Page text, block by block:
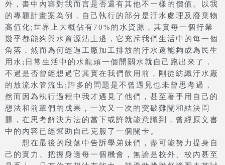
外，書中內容對我而言是否還有其他不一樣的價值。以我
的專題計畫案為例，自己執行的部分是汙水處理及廢棄物
高值化;世界上大概佔有70%的水資源，其實每一個行業
幾乎都能夠與水資源沾上邊，它充斥我們生活中的每一個
角落，然而為何經過工廠加工排放的汙水還能夠成為民生
用水;日常生活中的水龍頭一個開關水就自己跑出來了，
不過是否曾經想過它其實在我們飲用前，剛從紡織汙水廠
的放流水管流出;許多的問題是不曾遇見也未曾思考過，
然而因為執行過程中我才遇見了他們，甚至著手用自己的
想法和前輩們的成果，一次又一次的突破難關和結決問
題，在思考解決方法的當下或許就能意識到，曾經原文書
中的內容已經幫助自己克服了一個關卡。
想在最後的段落中告訴學弟妹們，盡可能努力提身自
己的實力、把握身邊每一個機會，無論是校外、校內甚至